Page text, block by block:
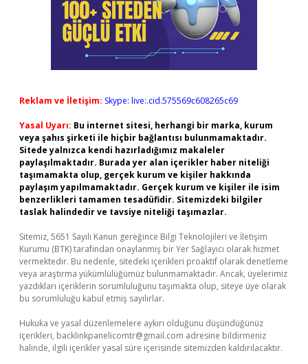
Reklam ve İletişim: Skype: live:.cid.575569c608265c69
Yasal Uyarı: Bu internet sitesi, herhangi bir marka, kurum
veya şahıs şirketi ile hiçbir bağlantısı bulunmamaktadır.
Sitede yalnızca kendi hazırladığımız makaleler
paylaşılmaktadır. Burada yer alan içerikler haber niteliği
taşımamakta olup, gerçek kurum ve kişiler hakkında
paylaşım yapılmamaktadır. Gerçek kurum ve kişiler ile isim
benzerlikleri tamamen tesadüfidir. Sitemizdeki bilgiler
taslak halindedir ve tavsiye niteliği taşımazlar.
Sitemiz, 5651 Sayılı Kanun gereğince Bilgi Teknolojileri ve İletişim
Kurumu (BTK) tarafından onaylanmış bir Yer Sağlayıcı olarak hizmet
vermektedir. Bu nedenle, sitedeki içerikleri proaktif olarak denetleme
veya araştırma yükümlülüğümüz bulunmamaktadır. Ancak, üyelerimiz
yazdıkları içeriklerin sorumluluğunu taşımakta olup, siteye üye olarak
bu sorumluluğu kabul etmiş sayılırlar.
Hukuka ve yasal düzenlemelere aykırı olduğunu düşündüğünüz
içerikleri, backlinkpanelicomtr@gmail.com adresine bildirmeniz
halinde, ilgili içerikler yasal süre içerisinde sitemizden kaldırılacaktır.